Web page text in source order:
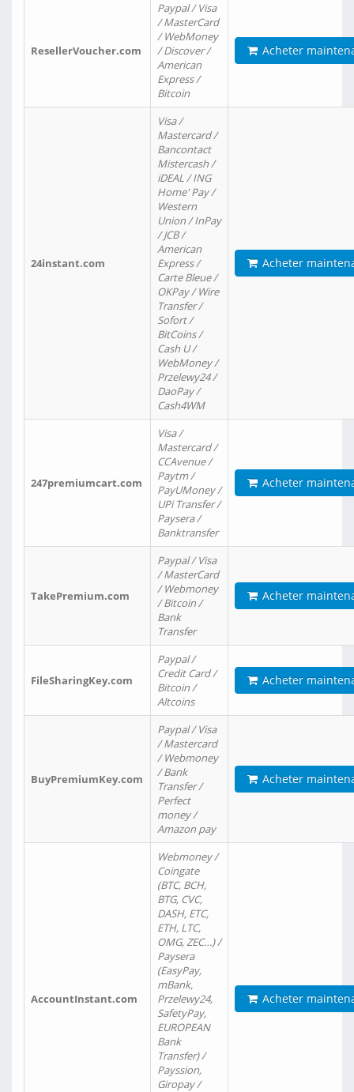
ResellerVoucher.com
Paypal / Visa
/ MasterCard
/ WebMoney
/ Discover /
American
Express /
Bitcoin
Acheter
24instant.com
Visa /
Mastercard /
Bancontact
Mistercash /
iDEAL / ING
Home' Pay /
Western
Union / InPay
/ JCB /
American
Express /
Carte Bleue /
OKPay / Wire
Transfer /
Sofort /
BitCoins /
Cash U /
WebMoney /
Przelewy24 /
DaoPay /
Cash4WM
Acheter
247premiumcart.com
Visa /
Mastercard /
CCAvenue /
Paytm /
PayUMoney /
UPi Transfer /
Paysera /
Banktransfer
Acheter
TakePremium.com
Paypal / Visa
/ MasterCard
/ Webmoney
/ Bitcoin /
Bank
Transfer
Acheter
FileSharingKey.com
Paypal /
Credit Card /
Bitcoin /
Altcoins
Acheter
BuyPremiumKey.com
Paypal / Visa
/ Mastercard
/ Webmoney
/ Bank
Transfer /
Perfect
money /
Amazon pay
Acheter
AccountInstant.com
Webmoney /
Coingate
(BTC, BCH,
BTG, CVC,
DASH, ETC,
ETH, LTC,
OMG, ZEC…) /
Paysera
(EasyPay,
mBank,
Przelewy24,
SafetyPay,
EUROPEAN
Bank
Transfer) /
Payssion,
Giropay /
Acheter